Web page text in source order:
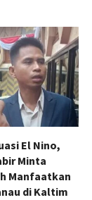
El Nino,
Minta
Manfaatkan
di Kaltim